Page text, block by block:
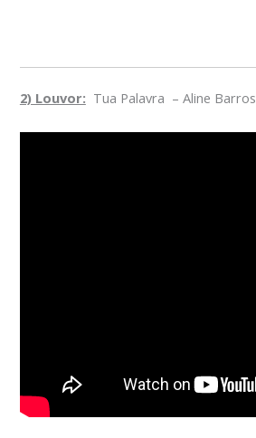
2) Louvor: Tua Palavra – Aline Barros